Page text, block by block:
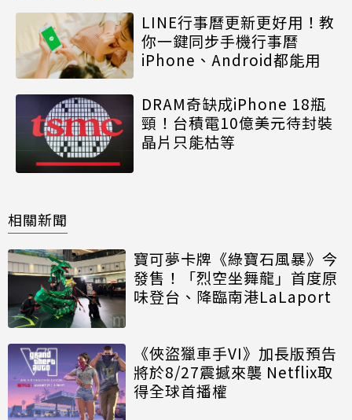
LINE行事曆更新更好用！教
你一鍵同步手機行事曆
iPhone、Android都能用
DRAM奇缺成iPhone 18瓶
頸！台積電10億美元待封裝
晶片只能枯等
相關新聞
寶可夢卡牌《綠寶石風暴》今
發售！「烈空坐舞龍」首度原
味登台、降臨南港LaLaport
《俠盜獵車手VI》加長版預告
將於8/27震撼來襲 Netflix取
得全球首播權